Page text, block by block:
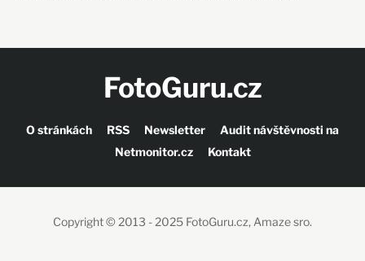
FotoGuru.cz
O stránkách RSS Newsletter
Audit návštěvnosti na
Netmonitor.cz
Kontakt
Copyright © 2013 - 2025 FotoGuru.cz, Amaze sro.